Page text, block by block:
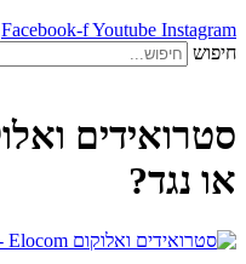
Facebook-fYoutube Instagram
חיפוש
או נגד?